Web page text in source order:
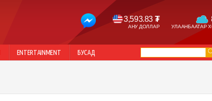
3,593.83 ₮
АНУ ДОЛЛАР УЛААНБААТАР
ENTERTAINMENT БУСАД